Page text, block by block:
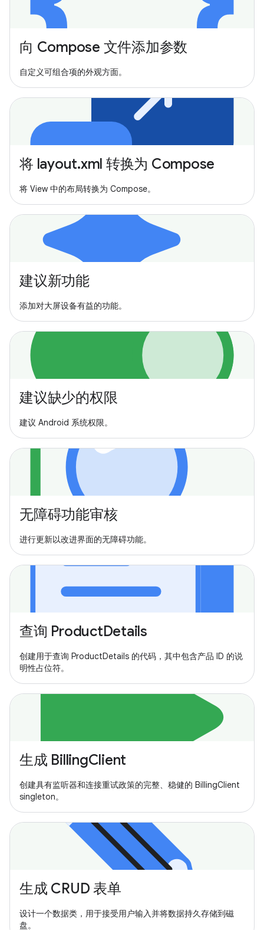
向 Compose 文件添加参数
自定义可组合项的外观方面。
将 layout.xml 转换为 Compose
将 View 中的布局转换为 Compose。
建议新功能
添加对大屏设备有益的功能。
建议缺少的权限
建议 Android 系统权限。
无障碍功能审核
进行更新以改进界面的无障碍功能。
查询 ProductDetails
创建用于查询 ProductDetails 的代码，其中包含产品 ID 的说
明性占位符。
生成 BillingClient
创建具有监听器和连接重试政策的完整、稳健的 BillingClient
singleton。
生成 CRUD 表单
设计一个数据类，用于接受用户输入并将数据持久存储到磁
盘。